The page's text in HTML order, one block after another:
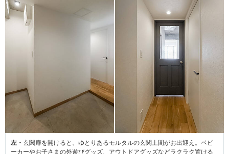
左・ 玄関扉を開けると、ゆとりあるモルタルの玄関土間がお出迎え。ベビ
ーカーやお子さまの外遊びグッズ、アウトドアグッズなどラクラク置ける